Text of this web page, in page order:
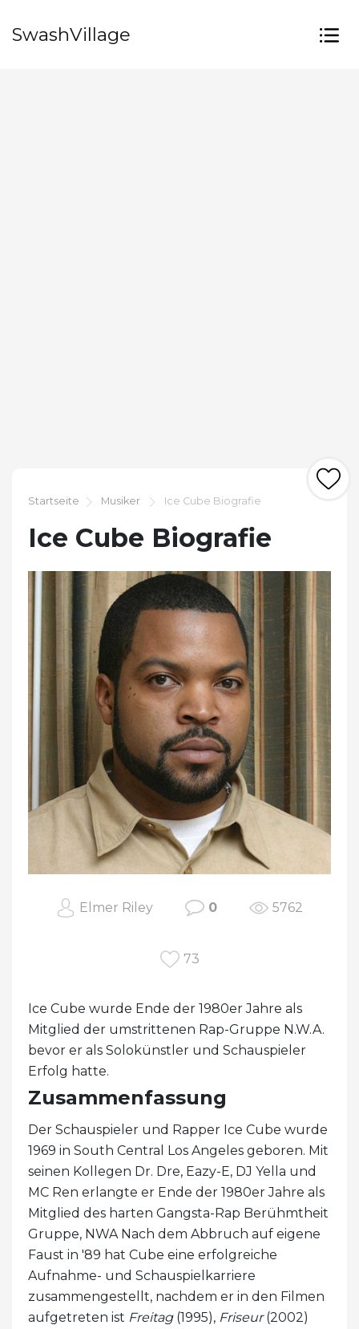
SwashVillage
Startseite Musiker Ice Cube Biografie
Ice Cube Biografie
Elmer Riley 0 5762
73
Ice Cube wurde Ende der 1980er Jahre als
Mitglied der umstrittenen Rap-Gruppe N.W.A.
bevor er als Solokünstler und Schauspieler
Erfolg hatte.
Zusammenfassung
Der Schauspieler und Rapper Ice Cube wurde
1969 in South Central Los Angeles geboren. Mit
seinen Kollegen Dr. Dre, Eazy-E, DJ Yella und
MC Ren erlangte er Ende der 1980er Jahre als
Mitglied des harten Gangsta-Rap Berühmtheit
Gruppe, NWA Nach dem Abbruch auf eigene
Faust in '89 hat Cube eine erfolgreiche
Aufnahme- und Schauspielkarriere
zusammengestellt, nachdem er in den Filmen
aufgetreten ist Freitag(1995), Friseur(2002)